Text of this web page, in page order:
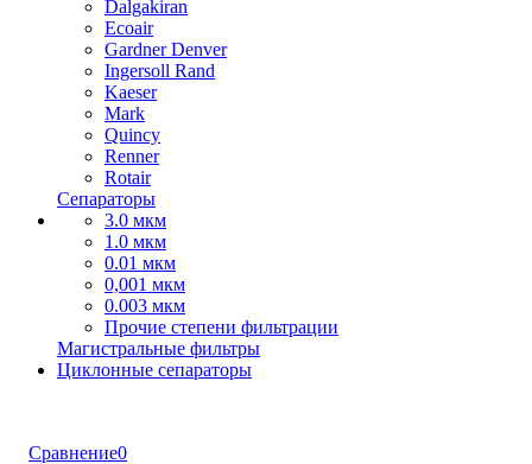
Dalgakiran
Ecoair
Gardner Denver
Ingersoll Rand
Kaeser
Mark
Quincy
Renner
Rotair
Сепараторы
3.0 мкм
1.0 мкм
0.01 мкм
0,001 мкм
0.003 мкм
Прочие степени фильтрации
Магистральные фильтры
Циклонные сепараторы
Сравнение0